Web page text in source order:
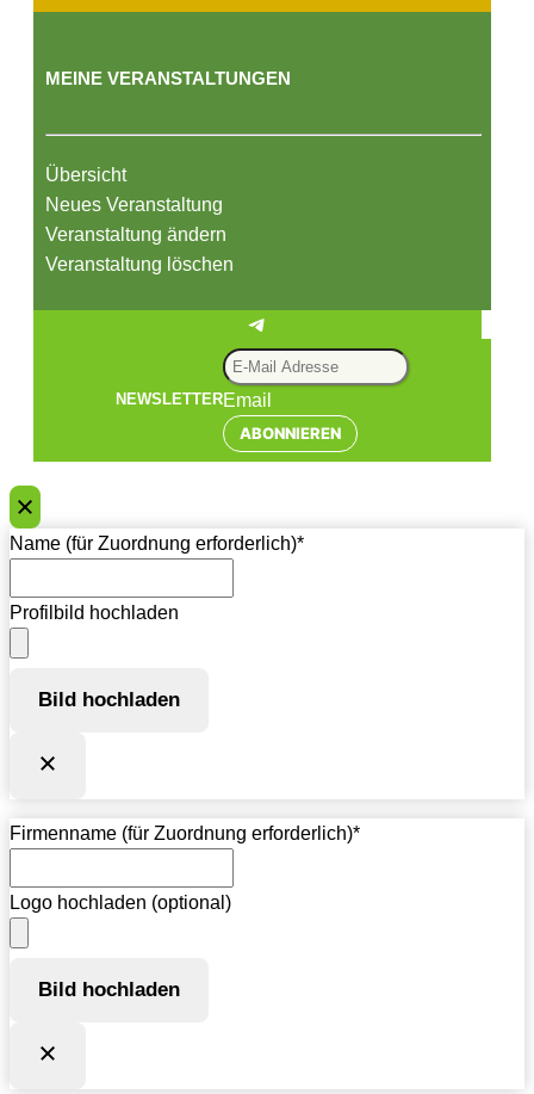
MEINE VERANSTALTUNGEN
Übersicht
Neues Veranstaltung
Veranstaltung ändern
Veranstaltung löschen
Telegram
NEWSLETTEREmail
ABONNIEREN
Name (für Zuordnung erforderlich)*
Profilbild hochladen
Bild hochladen
Firmenname (für Zuordnung erforderlich)*
Logo hochladen (optional)
Bild hochladen